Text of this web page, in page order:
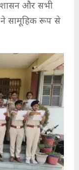
और सभी
ने सामूहिक रूप से